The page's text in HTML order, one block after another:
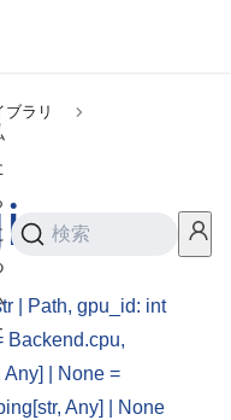
検索
ブラリ
| Path, gpu_id: int
Backend.cpu,
| None =
Any] | None